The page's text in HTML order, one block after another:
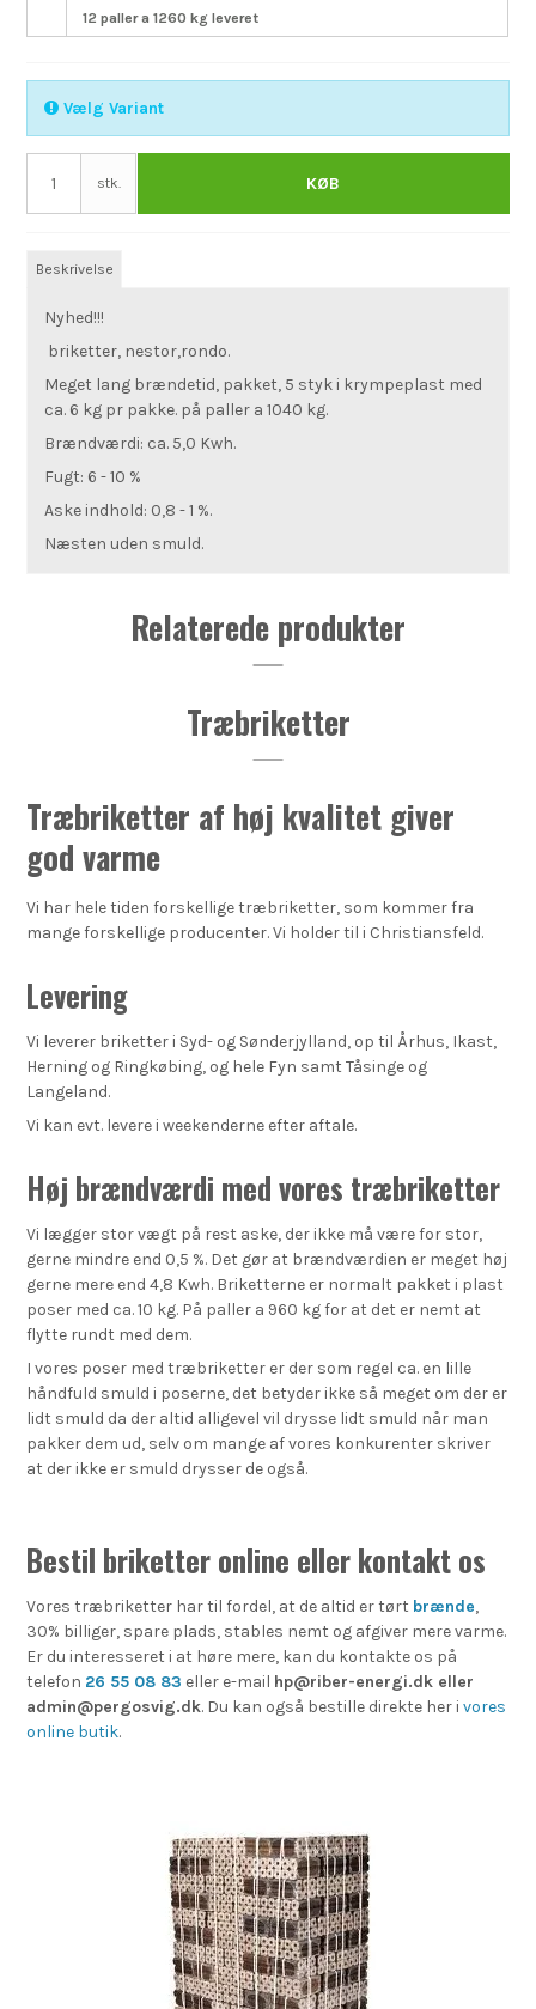
12 paller a 1260 kg leveret
Vælg Variant
stk. KØB
Beskrivelse
Nyhed!!!
briketter, nestor,rondo.
Meget lang brændetid, pakket, 5 styk i krympeplast med
ca. 6 kg pr pakke. på paller a 1040 kg.
Brændværdi: ca. 5,0 Kwh.
Fugt: 6 - 10 %
Aske indhold: 0,8 - 1 %.
Næsten uden smuld.
Relaterede produkter
Træbriketter
Træbriketter af høj kvalitet giver
god varme
Vi har hele tiden forskellige træbriketter, som kommer fra
mange forskellige producenter. Vi holder til i Christiansfeld.
Levering
Vi leverer briketter i Syd- og Sønderjylland, op til Århus, Ikast,
Herning og Ringkøbing, og hele Fyn samt Tåsinge og
Langeland.
Vi kan evt. levere i weekenderne efter aftale.
Høj brændværdi med vores træbriketter
Vi lægger stor vægt på rest aske, der ikke må være for stor,
gerne mindre end 0,5 %. Det gør at brændværdien er meget høj
gerne mere end 4,8 Kwh. Briketterne er normalt pakket i plast
poser med ca. 10 kg. På paller a 960 kg for at det er nemt at
flytte rundt med dem.
I vores poser med træbriketter er der som regel ca. en lille
håndfuld smuld i poserne, det betyder ikke så meget om der er
lidt smuld da der altid alligevel vil drysse lidt smuld når man
pakker dem ud, selv om mange af vores konkurenter skriver
at der ikke er smuld drysser de også.
Bestil briketter online eller kontakt os
Vores træbriketter har til fordel, at de altid er tørt brænde,
30% billiger, spare plads, stables nemt og afgiver mere varme.
Er du interesseret i at høre mere, kan du kontakte os på
telefon 26 55 08 83 eller e-mail hp@riber-energi.dk eller
admin@pergosvig.dk. Du kan også bestille direkte her ivores
online butik.